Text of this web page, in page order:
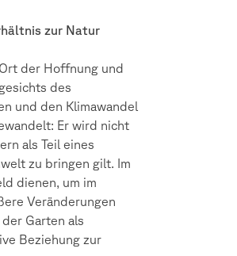
zur Natur
der Hoffnung und
des
und den Klimawandel
Er wird nicht
als Teil eines
zu bringen gilt. Im
dienen, um im
Veränderungen
Garten als
Beziehung zur